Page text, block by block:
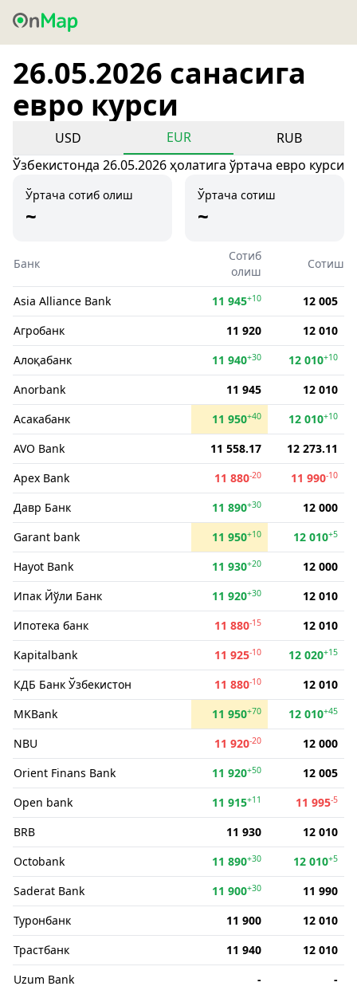
26.05.2026 санасига
евро курси
USD EUR
RUB
Ўзбекистонда 26.05.2026 ҳолатига ўртача евро курси
Ўртача сотиб олиш
~
Ўртача сотиш
~
Банк
Сотиб
олиш
Сотиш
Asia Alliance Bank 11 945+10
12 005
Агробанк
11 920
12 010
Алоқабанк
11 940+30 12 010+10
Anorbank 11 945
12 010
Асакабанк
11 950+40 12 010+10
AVO Bank 11 558.17
12 273.11
Apex Bank
11 880-20 11 990-10
Давр Банк 11 890+30
12 000
Garant bank
11 950+10 12 010+5
Hayot Bank 11 930+20
12 000
Ипак Йўли Банк
11 920+30
12 010
Ипотека банк
11 880-15
12 010
Kapitalbank
11 925-10 12 020+15
КДБ Банк Ўзбекистон 11 880-10
12 010
MKBank
11 950+70 12 010+45
NBU 11 920-20
12 000
Orient Finans Bank
11 920+50
12 005
Open bank
11 915+11 11 995-5
BRB 11 930
12 010
Octobank
11 890+30 12 010+5
Saderat Bank 11 900+30
11 990
Туронбанк
11 900
12 010
Трастбанк
11 940
12 010
Uzum Bank
-
-